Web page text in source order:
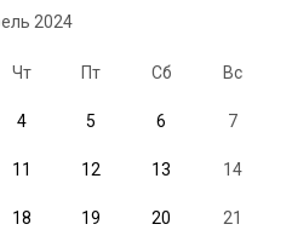
2024
Чт Пт Сб Вс
4 5 6 7
11 12 13 14
18 19 20 21